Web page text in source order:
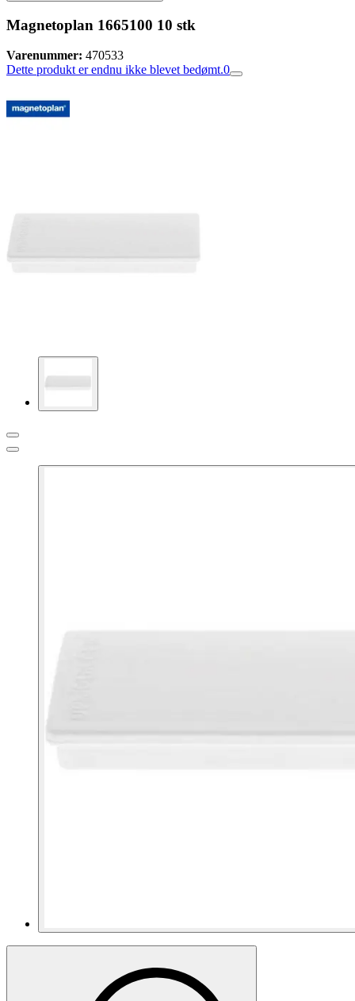
Magnetoplan 1665100 10 stk
Varenummer: 470533
Dette produkt er endnu ikke blevet bedømt.0